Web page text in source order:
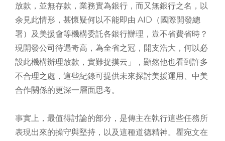
放款，並無存款，業務實為銀行，而又無銀行之名，以
余見此情形，甚懷疑何以不能即由 AID（國際開發總
署）及美援會等機構委託各銀行辦理，豈不省費省時？
現開發公司待遇奇高，為全省之冠，開支浩大，何以必
設此機構辦理放款，實難捉摸云」，顯然他也看到許多
不合理之處，這些紀錄可提供未來探討美援運用、中美
合作關係的更深一層面思考。
事實上，最值得討論的部分，是傳主在執行這些任務所
表現出來的操守與堅持，以及這種道德精神。瞿宛文在